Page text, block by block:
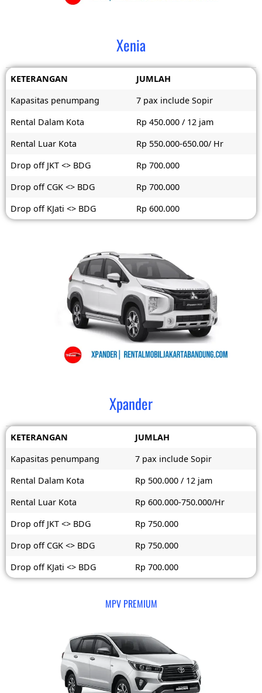
Xenia
KETERANGAN
JUMLAH
Kapasitas penumpang
7 pax include Sopir
Rental Dalam Kota
Rp 450.000 / 12 jam
Rental Luar Kota
Rp 550.000-650.00/ Hr
Drop off JKT <> BDG
Rp 700.000
Drop off CGK <> BDG
Rp 700.000
Drop off KJati <> BDG
Rp 600.000
Xpander
KETERANGAN
JUMLAH
Kapasitas penumpang
7 pax include Sopir
Rental Dalam Kota
Rp 500.000 / 12 jam
Rental Luar Kota
Rp 600.000-750.000/Hr
Drop off JKT <> BDG
Rp 750.000
Drop off CGK <> BDG
Rp 750.000
Drop off KJati <> BDG
Rp 700.000
MPV PREMIUM